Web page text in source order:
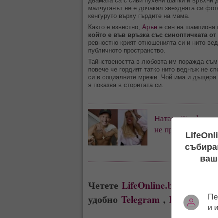
малчуганът не е дочакал звездната си
кенгуруто върху гърдите на мама.
Както е известно, Арън е син на шампиона
който е във връзка със синоптичката
ревностно крият отношенията си и нито
публичното пространство.
Тайнствеността в любовта им поражда
повече че гордият татко нито веднъж не
си в социалните мрежи. Чой има и дъщеря
я показва в сторитата си.
Натали
не присъства!
Четете LifeOnline.bg
удобно Telegram , Instagram
и